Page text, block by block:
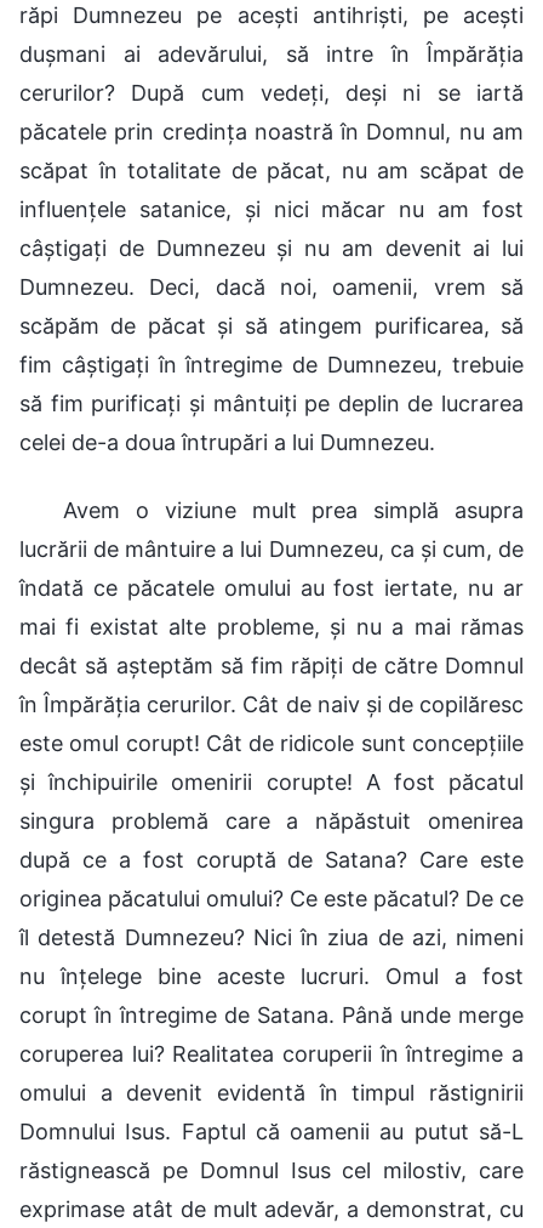
răpi Dumnezeu pe acești antihriști, pe acești
dușmani ai adevărului, să intre în Împărăția
cerurilor? După cum vedeți, deși ni se iartă
păcatele prin credința noastră în Domnul, nu am
scăpat în totalitate de păcat, nu am scăpat de
influențele satanice, și nici măcar nu am fost
câștigați de Dumnezeu și nu am devenit ai lui
Dumnezeu. Deci, dacă noi, oamenii, vrem să
scăpăm de păcat și să atingem purificarea, să
fim câștigați în întregime de Dumnezeu, trebuie
să fim purificați și mântuiți pe deplin de lucrarea
celei de-a doua întrupări a lui Dumnezeu.
Avem o viziune mult prea simplă asupra
lucrării de mântuire a lui Dumnezeu, ca și cum, de
îndată ce păcatele omului au fost iertate, nu ar
mai fi existat alte probleme, și nu a mai rămas
decât să așteptăm să fim răpiți de către Domnul
în Împărăția cerurilor. Cât de naiv și de copilăresc
este omul corupt! Cât de ridicole sunt concepțiile
și închipuirile omenirii corupte! A fost păcatul
singura problemă care a năpăstuit omenirea
după ce a fost coruptă de Satana? Care este
originea păcatului omului? Ce este păcatul? De ce
îl detestă Dumnezeu? Nici în ziua de azi, nimeni
nu înțelege bine aceste lucruri. Omul a fost
corupt în întregime de Satana. Până unde merge
coruperea lui? Realitatea coruperii în întregime a
omului a devenit evidentă în timpul răstignirii
Domnului Isus. Faptul că oamenii au putut să-L
răstignească pe Domnul Isus cel milostiv, care
exprimase atât de mult adevăr, a demonstrat, cu